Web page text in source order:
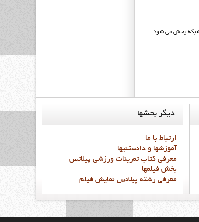
شبکه پخش مي شود.
ديگر بخشها
ارتباط با ما
آموزشها و دانستنيها
معرفي کتاب تمرينات ورزشي پيلاتس
بخش فيلمها
معرفي رشته پيلاتس نمايش فيلم